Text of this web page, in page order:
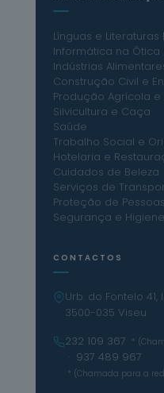
Línguas e Literaturas
Informática na Ótica
Indústrias
Construção Civil e
Produção Agrícola e
Silvicultura e Caça
Saúde
Trabalho Social e
Hotelaria e
Cuidados de Beleza
Serviços de
Proteção de
Segurança e
CONTACTOS
Urb. do Fontelo 41,
3500-035 Viseu
232 109 367
*
· 937 489 967
* (Chamada para a